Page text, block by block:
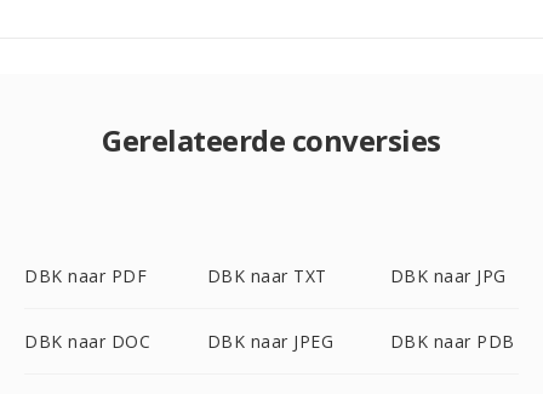
Gerelateerde conversies
DBK naar PDF DBK naar TXT DBK naar JPG
DBK naar DOC DBK naar JPEG DBK naar PDB